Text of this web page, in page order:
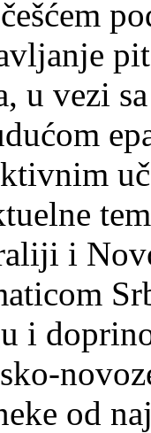
u vezi
i
i
od